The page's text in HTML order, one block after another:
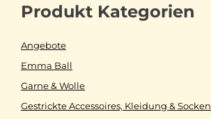
Produkt Kategorien
Angebote
Emma Ball
Garne & Wolle
Gestrickte Accessoires, Kleidung & Socken